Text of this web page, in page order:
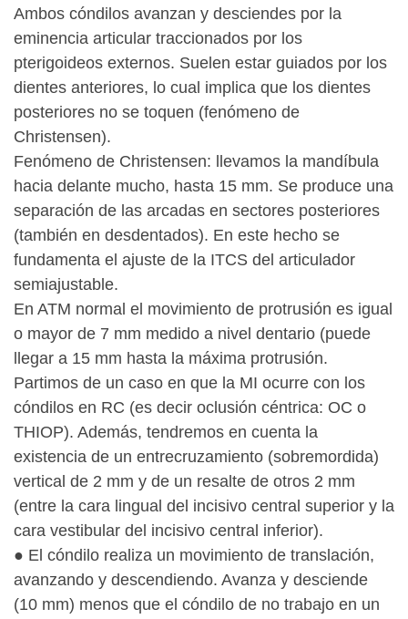
Ambos cóndilos avanzan y desciendes por la
eminencia articular traccionados por los
pterigoideos externos. Suelen estar guiados por los
dientes anteriores, lo cual implica que los dientes
posteriores no se toquen (fenómeno de
Christensen).
Fenómeno de Christensen: llevamos la mandíbula
hacia delante mucho, hasta 15 mm. Se produce una
separación de las arcadas en sectores posteriores
(también en desdentados). En este hecho se
fundamenta el ajuste de la ITCS del articulador
semiajustable.
En ATM normal el movimiento de protrusión es igual
o mayor de 7 mm medido a nivel dentario (puede
llegar a 15 mm hasta la máxima protrusión.
Partimos de un caso en que la MI ocurre con los
cóndilos en RC (es decir oclusión céntrica: OC o
THIOP). Además, tendremos en cuenta la
existencia de un entrecruzamiento (sobremordida)
vertical de 2 mm y de un resalte de otros 2 mm
(entre la cara lingual del incisivo central superior y la
cara vestibular del incisivo central inferior).
● El cóndilo realiza un movimiento de translación,
avanzando y descendiendo. Avanza y desciende
(10 mm) menos que el cóndilo de no trabajo en un